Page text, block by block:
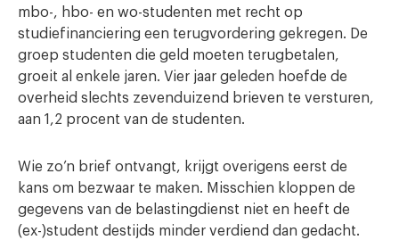
mbo-, hbo- en wo-studenten met recht op
studiefinanciering een terugvordering gekregen. De
groep studenten die geld moeten terugbetalen,
groeit al enkele jaren. Vier jaar geleden hoefde de
overheid slechts zevenduizend brieven te versturen,
aan 1,2 procent van de studenten.
Wie zo’n brief ontvangt, krijgt overigens eerst de
kans om bezwaar te maken. Misschien kloppen de
gegevens van de belastingdienst niet en heeft de
(ex-)student destijds minder verdiend dan gedacht.